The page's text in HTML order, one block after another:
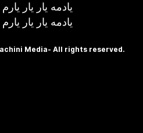
یادمه یار یار یارم
یادمه یار یار یارم
Media- All rights reserved.